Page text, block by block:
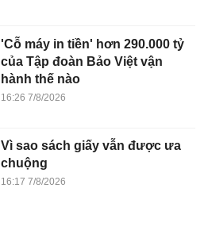
'Cỗ máy in tiền' hơn 290.000 tỷ
của Tập đoàn Bảo Việt vận
hành thế nào
16:26 7/8/2026
Vì sao sách giấy vẫn được ưa
chuộng
16:17 7/8/2026